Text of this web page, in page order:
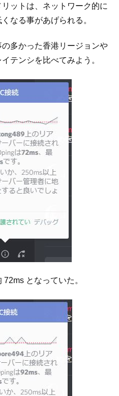
ットは、ネットワーク的に
なる事があげられる。
多かった香港リージョンや
テンシを比べてみよう。
となっていた。